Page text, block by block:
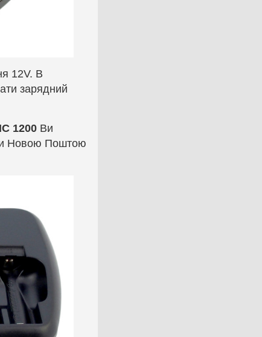
12V. В
зарядний
1200 Ви
Новою Поштою